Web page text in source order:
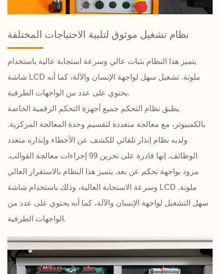
نظام تشغيل موثوق لتلبية الاحتياجات المختلفة
يتميز هذا النظام بثبات عالي وسرعة استجابة عالية باستخدام
شاشة LCD ملونة. تشغيل سهل لواجهة الإنسان والآلة، كما أنه
يحتوي على عدد من الواجهات الطرفية.
يطبق نظام التحكم جميع أجهزة التحكم الرقمية الخاصة
بالكمبيوتر، مع معالجة متعددة لتقسيم وحدة المعالجة المركزية.
ولديه نظام إنذار تلقائي للكشف عن الأخطاء وإنذاره متعدد
الوظائف. إنها قادرة على تخزين 99 إجراءات معالجة القوالب.
مزود بواجهة تحكم عن بعد. يتميز هذا النظام بالاستقرار العالي
وسرعة الاستجابة العالية، وذلك باستخدام شاشة LCD ملونة.
سهل التشغيل لواجهة الإنسان والآلة، كما أنه يحتوي على عدد من
الواجهات الطرفية.